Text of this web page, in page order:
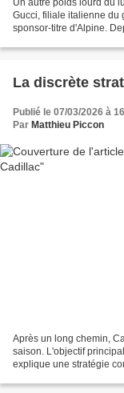
Gucci, filiale italienne du
sponsor-titre d'Alpine.
La discrète
Publié le 07/03/2026 à
Par Matthieu Piccon
Après un long chemin,
saison. L'objectif
explique une stratégie